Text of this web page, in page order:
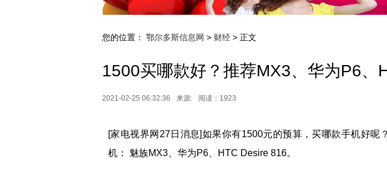
您的位置： 鄂尔多斯信息网 > 财经 > 正文
1500买哪款好？推荐MX3、华为P6、
2021-02-25 06:32:36 来源: 阅读：1923
[家电视界网27日消息]如果你有1500元的预算，买哪款手机好呢
机： 魅族MX3、华为P6、HTC Desire 816。